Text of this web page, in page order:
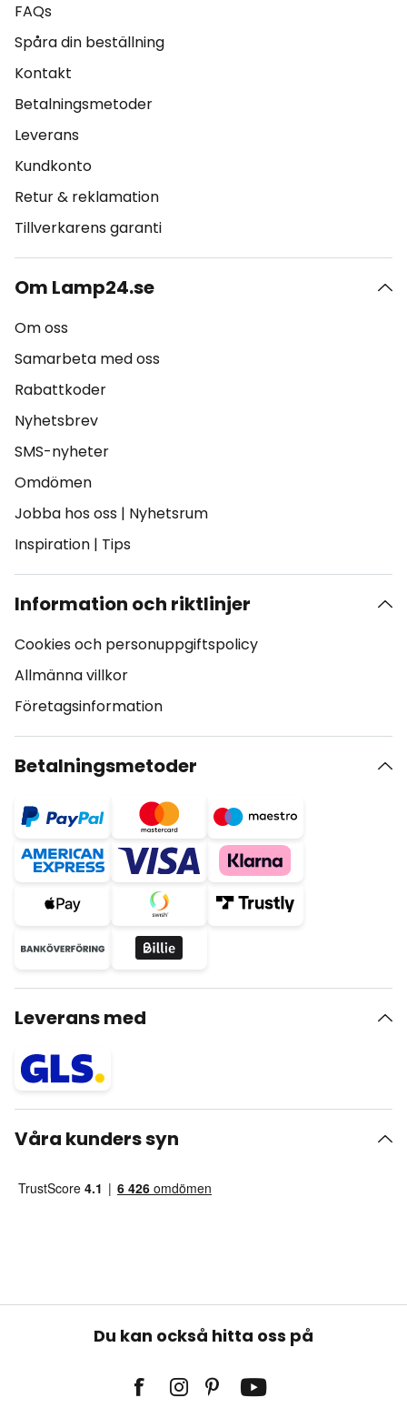
FAQs
Spåra din beställning
Kontakt
Betalningsmetoder
Leverans
Kundkonto
Retur & reklamation
Tillverkarens garanti
Om Lamp24.se
Om oss
Samarbeta med oss
Rabattkoder
Nyhetsbrev
SMS-nyheter
Omdömen
Jobba hos oss | Nyhetsrum
Inspiration | Tips
Information och riktlinjer
Cookies och personuppgiftspolicy
Allmänna villkor
Företagsinformation
Betalningsmetoder
Leverans med
Våra kunders syn
Du kan också hitta oss på